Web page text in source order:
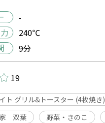
-
240℃
9分
19
ト グリル&トースター (4枚焼き)
双葉
野菜・きのこ